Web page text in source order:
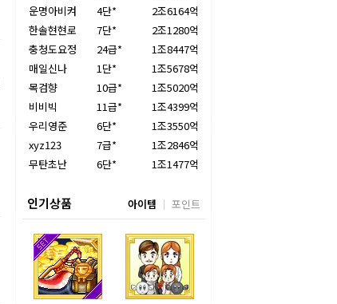
운명아비켜
4단*
2조6164억
한솔현현로
7단*
2조1280억
충청도요정
24급*
1조8447억
매일신나
1단*
1조5678억
목검향
10급*
1조5020억
비비빅
11급*
1조4399억
우리영준
6단*
1조3550억
xyz123
7급*
1조2846억
무탄초난
6단* 1조1477억
인기상품 아이템 포인트